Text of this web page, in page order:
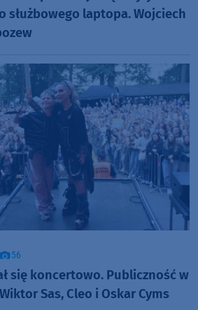
służbowego laptopa. Wojciech
56
się koncertowo. Publiczność w
Sas, Cleo i Oskar Cyms